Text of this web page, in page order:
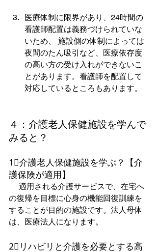
医療体制に限界があり、24時間の
看護師配置は義務づけられていな
いため、 施設側の体制によっては
夜間のたん吸引など、医療依存度
の高い方の受け入れができないこ
とがあります。看護師を配置して
対応しているところもあります。
４：介護老人保健施設を学んで
みると？
1⃣介護老人保健施設を学ぶ？【介
護保険が適用】
適用される介護サービスで、在宅へ
の復帰を目標に心身の機能回復訓練を
することが目的の施設です。法人母体
は、医療法人になります。
2⃣リハビリと介護を必要とする高